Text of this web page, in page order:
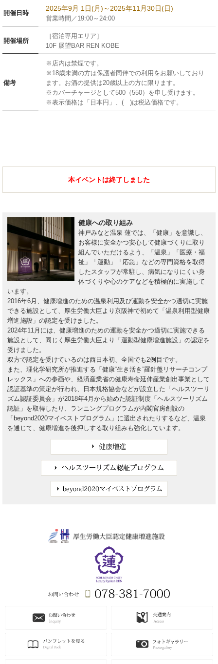
開催日時
2025年9月 1日(月)～2025年11月30日(日)
営業時間／19:00～24:00
開催場所
［宿泊専用エリア］
10F 展望BAR REN KOBE
備考
※店内は禁煙です。
※18歳未満の方は保護者同伴での利用をお願いしており
ます。お酒の提供は20歳以上の方に限ります。
※カバーチャージとして500（550）を申し受けます。
※表示価格は「日本円」、( )は税込価格です。
本イベントは終了しました
健康への取り組み
神戸みなと温泉 蓮では、「健康」を意識し、
お客様に安全かつ安心して健康づくりに取り
組んでいただけるよう、「温泉」「医療・福
祉」「運動」「応急」などの専門資格を取得
したスタッフが常駐し、病気になりにくい身
体づくりや心のケアなどを積極的に実施して
います。
2016年6月、健康増進のための温泉利用及び運動を安全かつ適切に実施
できる施設として、厚生労働大臣より京阪神で初めて「温泉利用型健康
増進施設」の認定を受けました。
2024年11月には、健康増進のための運動を安全かつ適切に実施できる
施設として、同じく厚生労働大臣より「運動型健康増進施設」の認定を
受けました。
双方で認定を受けているのは西日本初、全国でも2例目です。
また、理化学研究所が推進する「健康“生き活き”羅針盤リサーチコンプ
レックス」への参画や、経済産業省の健康寿命延伸産業創出事業として
認証基準の策定が行われ、日本規格協会などが設立した「ヘルスツーリ
ズム認証委員会」が2018年4月から始めた認証制度「ヘルスツーリズム
認証」を取得したり、ランニングプログラムが内閣官房創設の
「beyond2020マイベストプログラム」に選出されたりするなど、温泉
を通じて、健康増進を後押しする取り組みも強化しています。